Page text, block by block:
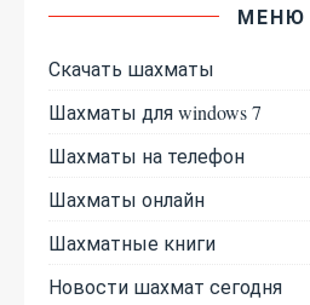
МЕНЮ
Скачать шахматы
Шахматы для windows 7
Шахматы на телефон
Шахматы онлайн
Шахматные книги
Новости шахмат сегодня